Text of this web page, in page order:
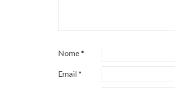
Nome*
Email*